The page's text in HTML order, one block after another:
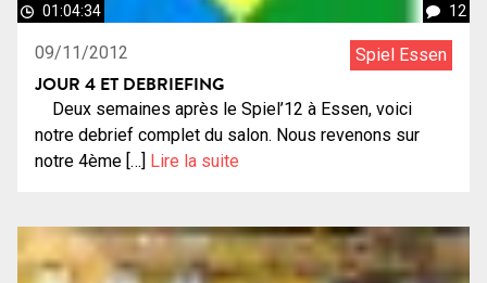
01:04:34 12
09/11/2012 Spiel Essen
JOUR 4 ET DEBRIEFING
Deux semaines après le Spiel’12 à Essen, voici
notre debrief complet du salon. Nous revenons sur
notre 4ème […] Lire la suite